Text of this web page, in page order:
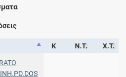
Κ Ν.Τ. Χ.Τ.